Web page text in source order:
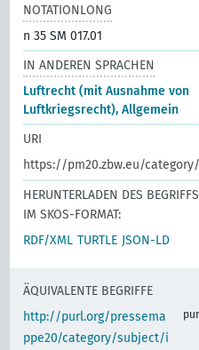
NOTATIONLONG
n 35 SM 017.01
IN ANDEREN SPRACHEN
Luftrecht (mit Ausnahme von
Luftkriegsrecht), Allgemein
URI
https://pm20.zbw.eu/
HERUNTERLADEN DES BEGRIFFS
IM SKOS-FORMAT:
RDF/XML TURTLE JSON-LD
ÄQUIVALENTE BEGRIFFE
http://purl.org/pressema
ppe20/category/subject/i